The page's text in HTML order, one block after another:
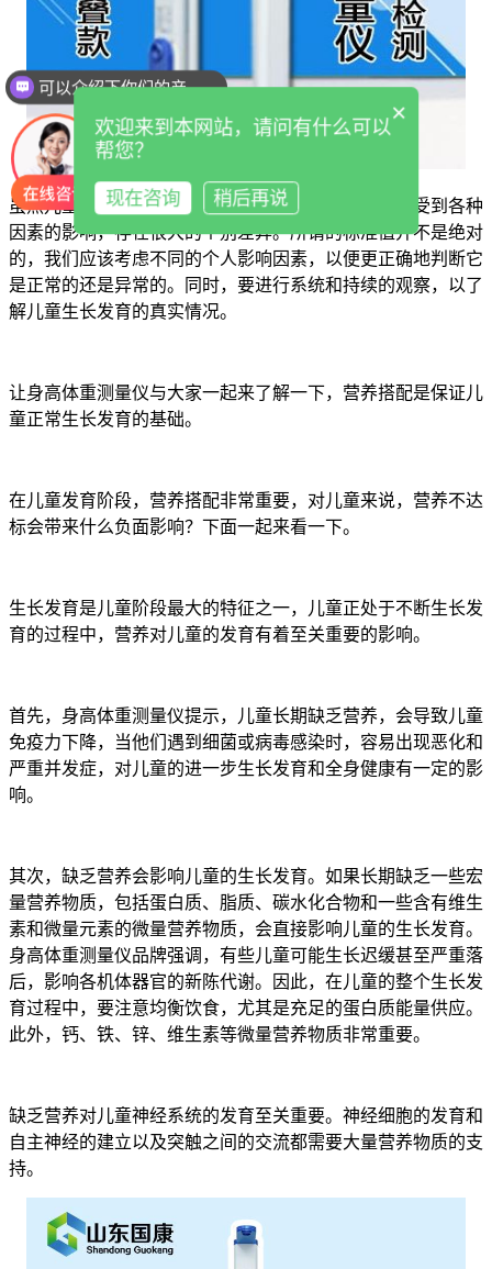
虽然儿童的生长发育有一定的规律，但在一定范围内受到各种
因素的影响，存在很大的个别差异。所谓的标准值并不是绝对
的，我们应该考虑不同的个人影响因素，以便更正确地判断它
是正常的还是异常的。同时，要进行系统和持续的观察，以了
解儿童生长发育的真实情况。
让身高体重测量仪与大家一起来了解一下，营养搭配是保证儿
童正常生长发育的基础。
在儿童发育阶段，营养搭配非常重要，对儿童来说，营养不达
标会带来什么负面影响？下面一起来看一下。
生长发育是儿童阶段最大的特征之一，儿童正处于不断生长发
育的过程中，营养对儿童的发育有着至关重要的影响。
首先，身高体重测量仪提示，儿童长期缺乏营养，会导致儿童
免疫力下降，当他们遇到细菌或病毒感染时，容易出现恶化和
严重并发症，对儿童的进一步生长发育和全身健康有一定的影
响。
其次，缺乏营养会影响儿童的生长发育。如果长期缺乏一些宏
量营养物质，包括蛋白质、脂质、碳水化合物和一些含有维生
素和微量元素的微量营养物质，会直接影响儿童的生长发育。
身高体重测量仪品牌强调，有些儿童可能生长迟缓甚至严重落
后，影响各机体器官的新陈代谢。因此，在儿童的整个生长发
育过程中，要注意均衡饮食，尤其是充足的蛋白质能量供应。
此外，钙、铁、锌、维生素等微量营养物质非常重要。
缺乏营养对儿童神经系统的发育至关重要。神经细胞的发育和
自主神经的建立以及突触之间的交流都需要大量营养物质的支
持。
你们是怎么收费的呢
×
欢迎来到本网站，请问有什么可以
帮您？
现在咨询 稍后再说